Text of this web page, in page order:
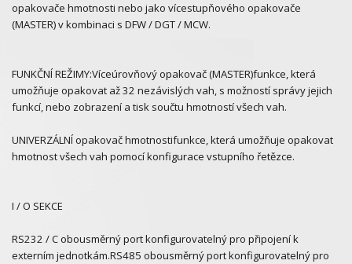
opakovače hmotnosti nebo jako vícestupňového opakovače
(MASTER) v kombinaci s DFW / DGT / MCW.
FUNKČNÍ REŽIMY:Víceúrovňový opakovač (MASTER)funkce, která
umožňuje opakovat až 32 nezávislých vah, s možností správy jejich
funkcí, nebo zobrazení a tisk součtu hmotností všech vah.
UNIVERZÁLNÍ opakovač hmotnostifunkce, která umožňuje opakovat
hmotnost všech vah pomocí konfigurace vstupního řetězce.
I / O SEKCE
RS232 / C obousměrný port konfigurovatelný pro připojení k
externím jednotkám.RS485 obousměrný port konfigurovatelný pro